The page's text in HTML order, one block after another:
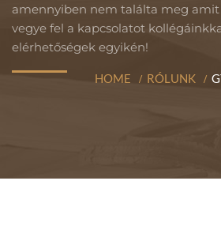
amennyiben nem találta meg
vegye fel a kapcsolatot
elérhetőségek egyikén!
HOME RÓLUNK